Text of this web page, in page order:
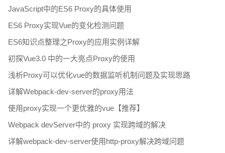
JavaScript中的ES6 Proxy的具体使用
ES6 Proxy实现Vue的变化检测问题
ES6知识点整理之Proxy的应用实例详解
初探Vue3.0 中的一大亮点Proxy的使用
浅析Proxy可以优化vue的数据监听机制问题及实现思路
详解Webpack-dev-server的proxy用法
使用proxy实现一个更优雅的vue【推荐】
Webpack devServer中的 proxy 实现跨域的解决
详解webpack-dev-server使用http-proxy解决跨域问题